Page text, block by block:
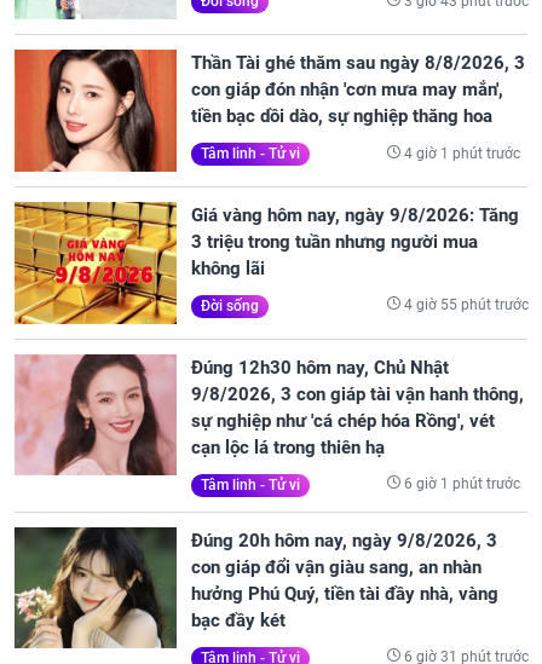
Thần Tài ghé thăm sau ngày 8/8/2026, 3
con giáp đón nhận 'cơn mưa may mắn',
tiền bạc dồi dào, sự nghiệp thăng hoa
Tâm linh - Tử vi 4 giờ 1 phút trước
Giá vàng hôm nay, ngày 9/8/2026: Tăng
3 triệu trong tuần nhưng người mua
không lãi
Đời sống 4 giờ 55 phút trước
Đúng 12h30 hôm nay, Chủ Nhật
9/8/2026, 3 con giáp tài vận hanh thông,
sự nghiệp như 'cá chép hóa Rồng', vét
cạn lộc lá trong thiên hạ
Tâm linh - Tử vi 6 giờ 1 phút trước
Đúng 20h hôm nay, ngày 9/8/2026, 3
con giáp đổi vận giàu sang, an nhàn
hưởng Phú Quý, tiền tài đầy nhà, vàng
bạc đầy két
Tâm linh - Tử vi 6 giờ 31 phút trước